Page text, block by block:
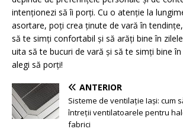
intenționezi să îi porți. Cu o atenție la
asortare, poți crea ținute de vară în
să te simți confortabil și să arăți bine în
uita să te bucuri de vară și să te simți bine
alegi să porți!
ANTERIOR
Sisteme de ventilație Iași: cum
întreții ventilatoarele pentru
fabrici